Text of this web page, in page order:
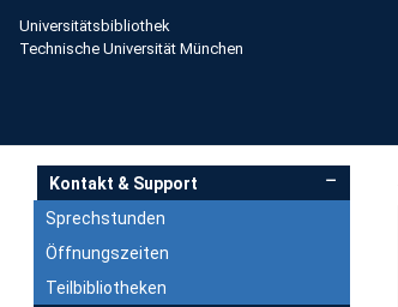
Direkt zum Inhalt
Universitätsbibliothek
Technische Universität München
Main navigation
Kontakt & Support
Sprechstunden
Öffnungszeiten
Teilbibliotheken